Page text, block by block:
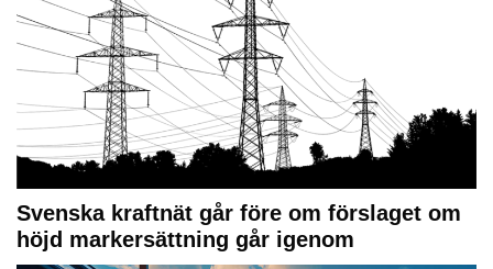
Svenska kraftnät går före om förslaget om
höjd markersättning går igenom